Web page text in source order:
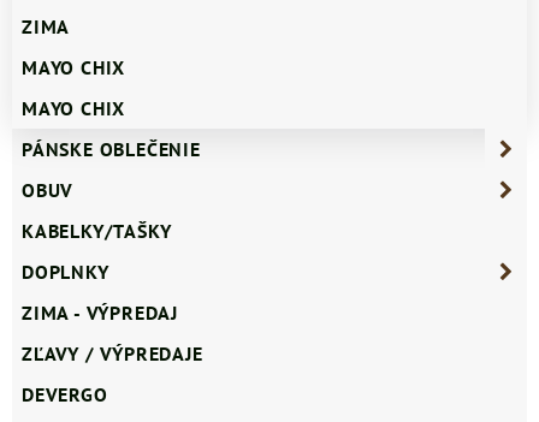
ZIMA
MAYO CHIX
MAYO CHIX
PÁNSKE OBLEČENIE
OBUV
KABELKY/TAŠKY
DOPLNKY
ZIMA - VÝPREDAJ
ZĽAVY / VÝPREDAJE
DEVERGO